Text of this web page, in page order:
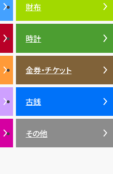
金貨 ブルガリ
アメジスト
バレンシアガ
ブレゲ SDGs
宝石・ジュエリー(ダイヤモ
ンド・宝石)TOP
ダイヤモンド
エメラルド
ルビー
サファイア
パール
サンゴ
ヒスイ
財布
時計
金券・チケット
古銭
その他